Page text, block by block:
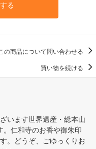
る
この商品について問い合わせる
買い物を続ける
います世界遺産・総本山
。仁和寺のお香や御朱印
。どうぞ、ごゆっくりお